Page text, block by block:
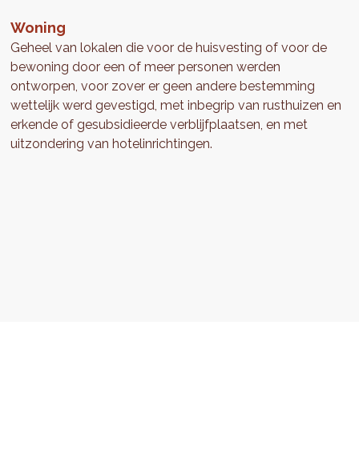
Woning
Geheel van lokalen die voor de huisvesting of voor de
bewoning door een of meer personen werden
ontworpen, voor zover er geen andere bestemming
wettelijk werd gevestigd, met inbegrip van rusthuizen en
erkende of gesubsidieerde verblijfplaatsen, en met
uitzondering van hotelinrichtingen.